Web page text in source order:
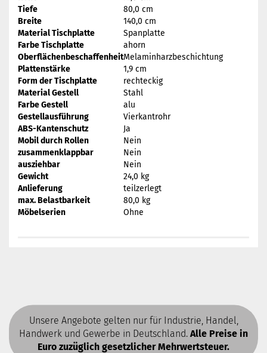
Tiefe
80,0 cm
Breite
140,0 cm
Material Tischplatte
Spanplatte
Farbe Tischplatte
ahorn
OberflächenbeschaffenheitMelaminharzbeschichtung
Plattenstärke
1,9 cm
Form der Tischplatte
rechteckig
Material Gestell
Stahl
Farbe Gestell
alu
Gestellausführung
Vierkantrohr
ABS-Kantenschutz
Ja
Mobil durch Rollen
Nein
zusammenklappbar
Nein
ausziehbar
Nein
Gewicht
24,0 kg
Anlieferung
teilzerlegt
max. Belastbarkeit
80,0 kg
Möbelserien
Ohne
Unsere Angebote gelten nur für Industrie, Handel,
Handwerk und Gewerbe in Deutschland. Alle Preise in
Euro zuzüglich gesetzlicher Mehrwertsteuer.